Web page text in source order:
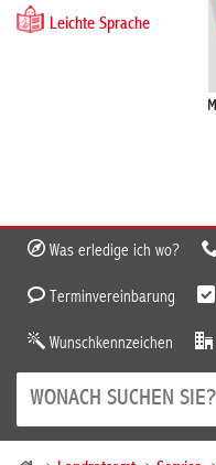
Leichte Sprache
Was erledige ich wo?
Terminvereinbarung
Wunschkennzeichen